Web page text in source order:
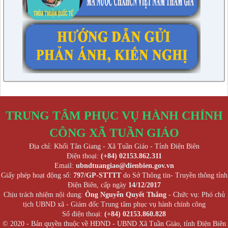
TRUNG TÂM PHỤC VỤ HÀNH CHÍNH
CÔNG XÃ TUẦN GIÁO
Địa chỉ: Khối Tân Giang - Xã Tuần Giáo - Tỉnh Điện Biên
Điện thoại: (+84) 02153.862.311
Email: ubndtuangiao@dienbien.gov.vn
Giấy phép hoạt động số: 797/GP-STTTTdo Sở Thông tin- Truyền thông tỉnh
Điện Biên, cấp ngày 14/12/2017
Chịu trách nhiệm nội dung: Ông Nguyễn Quyết Thắng- Chức vụ: Phó chủ
tịch UBND xã - Giám đốc Trung tâm phục vụ hành chính công
Số điện thoại: (+84) 02153.860.828
© 2020 - Bản quyền thuộc về HĐND - UBND Xã Tuần Giáo, tỉnh Điện Biên